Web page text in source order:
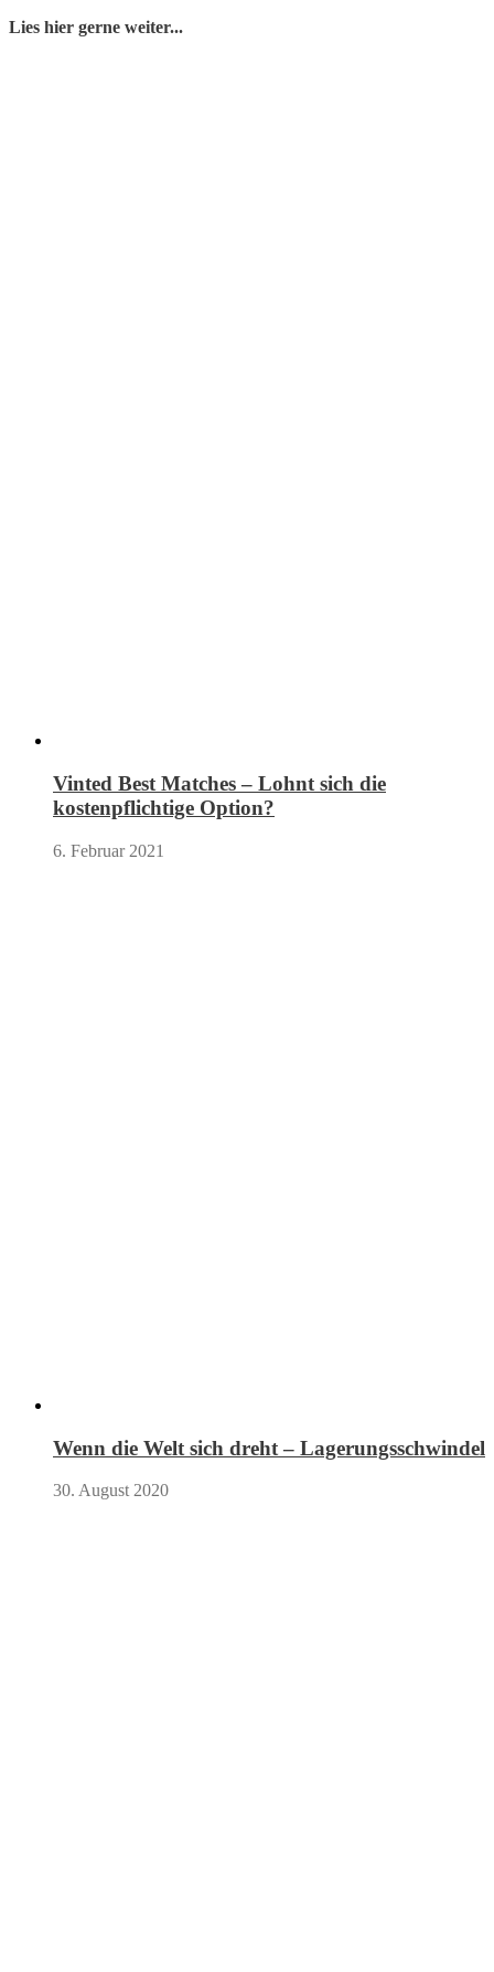
Lies hier gerne weiter...
Vinted Best Matches – Lohnt sich die
kostenpflichtige Option?
6. Februar 2021
Wenn die Welt sich dreht – Lagerungsschwindel
30. August 2020